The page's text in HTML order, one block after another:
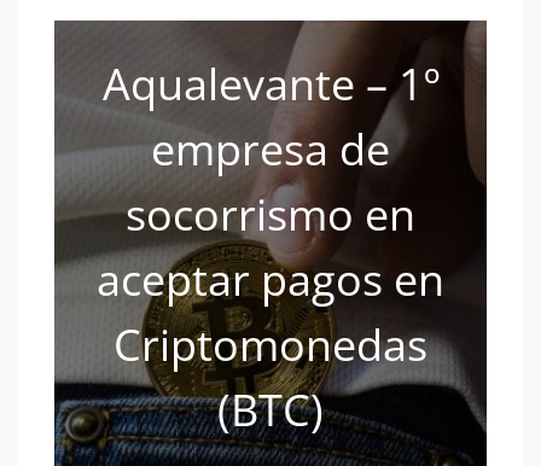
Aqualevante – 1º
empresa de
socorrismo en
aceptar pagos en
Criptomonedas
(BTC)